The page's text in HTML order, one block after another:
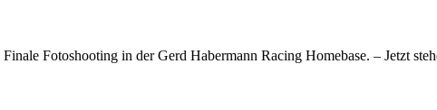
Fotoshooting in der Gerd Habermann Racing Homebase. – Jetzt